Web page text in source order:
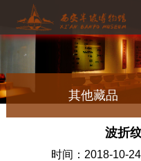
其他藏品
波折
时间：2018-10-